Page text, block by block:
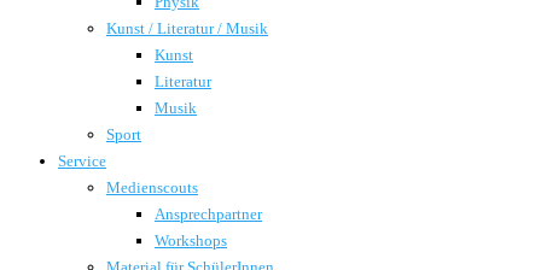
Kunst / Literatur / Musik
Kunst
Literatur
Musik
Sport
Service
Medienscouts
Ansprechpartner
Workshops